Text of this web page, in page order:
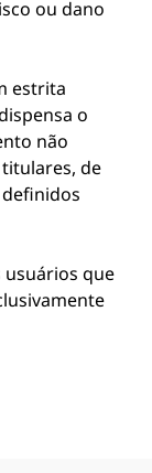
ou dano
estrita
o
não
de
usuários que